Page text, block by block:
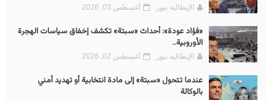
الإيطالية نيوز أغسطس 03, 2026
«فؤاد عودة»: أحداث «سبتة» تكشف إخفاق سياسات الهجرة
الأوروبية..
الإيطالية نيوز أغسطس 02, 2026
عندما تتحول «سبتة» إلى مادة انتخابية أو تهديد أمني
بالوكالة